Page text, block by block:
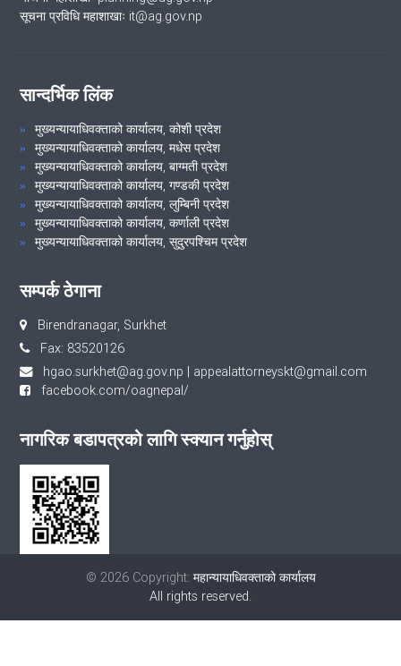
सूचना प्रविधि महाशाखाः it@ag.gov.np
सान्दर्भिक लिंक
मुख्यन्यायाधिवक्ताको कार्यालय, कोशी प्रदेश
मुख्यन्यायाधिवक्ताको कार्यालय, मधेस प्रदेश
मुख्यन्यायाधिवक्ताको कार्यालय, बाग्मती प्रदेश
मुख्यन्यायाधिवक्ताको कार्यालय, गण्डकी प्रदेश
मुख्यन्यायाधिवक्ताको कार्यालय, लुम्बिनी प्रदेश
मुख्यन्यायाधिवक्ताको कार्यालय, कर्णाली प्रदेश
मुख्यन्यायाधिवक्ताको कार्यालय, सुदुरपश्चिम प्रदेश
सम्पर्क ठेगाना
Birendranagar, Surkhet
Fax: 83520126
hgao.surkhet@ag.gov.np | appealattorneyskt@gmail.com
facebook.com/oagnepal/
नागरिक बडापत्रको लागि स्क्यान गर्नुहोस्
© 2026 Copyright: महान्यायाधिवक्ताको कार्यालय
All rights reserved.